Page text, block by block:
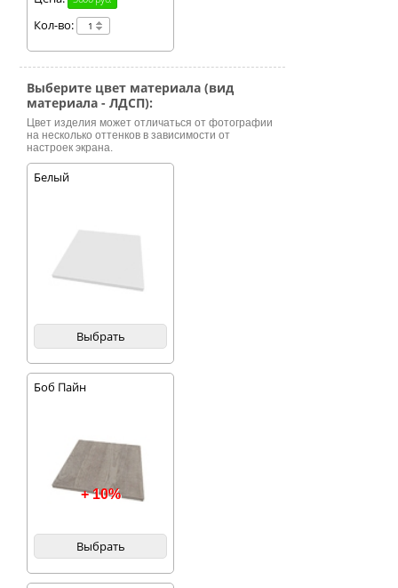
Кол-во:
Выберите цвет материала (вид
материала - ЛДСП):
Цвет изделия может отличаться от фотографии
на несколько оттенков в зависимости от
настроек экрана.
Белый
Выбрать
Боб Пайн
+ 10%
Выбрать